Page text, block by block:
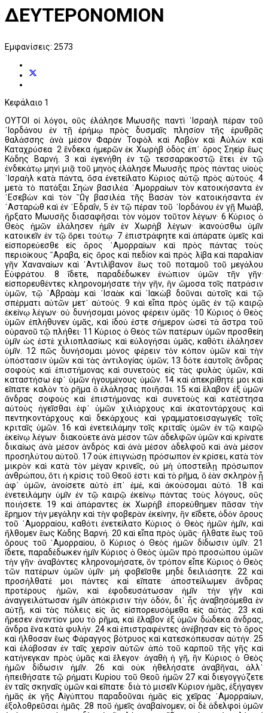
ΔΕΥΤΕΡΟΝΟΜΙΟΝ
Εμφανίσεις: 2573
Κεφάλαιο 1
ΟΥΤΟΙ οἱ λόγοι, οὓς ἐλάλησε Μωυσῆς παντὶ ᾿Ισραὴλ πέραν τοῦ
᾿Ιορδάνου ἐν τῇ ἐρήμῳ πρὸς δυσμαῖς πλησίον τῆς ἐρυθρᾶς
θαλάσσης ἀνὰ μέσον Φαρὰν Τοφὸλ καὶ Λοβὸν καὶ Αὐλὼν καὶ
Καταχρύσεα· 2 ἕνδεκα ἡμερῶν ἐκ Χωρὴβ ὁδὸς ἐπ᾿ ὄρος Σηεὶρ ἕως
Κάδης Βαρνή. 3 καὶ ἐγενήθη ἐν τῷ τεσσαρακοστῷ ἔτει ἐν τῷ
ἑνδεκάτῳ μηνὶ μιᾷ τοῦ μηνὸς ἐλάλησε Μωυσῆς πρὸς πάντας υἱοὺς
᾿Ισραὴλ κατὰ πάντα, ὅσα ἐνετείλατο Κύριος αὐτῷ πρὸς αὐτούς. 4
μετὰ τὸ πατάξαι Σηὼν βασιλέα ᾿Αμορραίων τὸν κατοικήσαντα ἐν
᾿Εσεβὼν καὶ τὸν ῍Ωγ βασιλέα τῆς Βασὰν τὸν κατοικήσαντα ἐν
᾿Ασταρὼθ καὶ ἐν ᾿Εδραΐν, 5 ἐν τῷ πέραν τοῦ ᾿Ιορδάνου ἐν γῇ Μωάβ,
ἤρξατο Μωυσῆς διασαφῆσαι τὸν νόμον τοῦτον λέγων· 6 Κύριος ὁ
Θεὸς ἡμῶν ἐλάλησεν ἡμῖν ἐν Χωρὴβ λέγων· ἱκανούσθω ὑμῖν
κατοικεῖν ἐν τῷ ὄρει τούτῳ· 7 ἐπιστράφητε καὶ ἀπάρατε ὑμεῖς καὶ
εἰσπορεύεσθε εἰς ὄρος ᾿Αμορραίων καὶ πρὸς πάντας τοὺς
περιοίκους ῎Αραβα, εἰς ὄρος καὶ πεδίον καὶ πρὸς λίβα καὶ παραλίαν
γῆν Χαναναίων καὶ ᾿Αντιλίβανον ἕως τοῦ ποταμοῦ τοῦ μεγάλου
Εὐφράτου. 8 ἴδετε, παραδέδωκεν ἐνώπιον ὑμῶν τῆν γῆν·
εἰσπορευθέντες κληρονομήσατε τὴν γῆν, ἣν ὤμοσα τοῖς πατράσιν
ὑμῶν, τῷ ῾Αβραὰμ καὶ ᾿Ισαὰκ καὶ ᾿Ιακὼβ δοῦναι αὐτοῖς καὶ τῷ
σπέρματι αὐτῶν μετ᾿ αὐτούς. 9 καὶ εἶπα πρὸς ὑμᾶς ἐν τῷ καιρῷ
ἐκείνῳ λέγων· οὐ δυνήσομαι μόνος φέρειν ὑμᾶς· 10 Κύριος ὁ Θεὸς
ὑμῶν ἐπλήθυνεν ὑμᾶς, καὶ ἰδού ἐστε σήμερον ὡσεὶ τὰ ἄστρα τοῦ
οὐρανοῦ τῷ πλήθει· 11 Κύριος ὁ Θεὸς τῶν πατέρων ὑμῶν προσθείη
ὑμῖν ὡς ἐστὲ χιλιοπλασίως καὶ εὐλογήσαι ὑμᾶς, καθότι ἐλάλησεν
ὑμῖν. 12 πῶς δυνήσομαι μόνος φέρειν τὸν κόπον ὑμῶν καὶ τὴν
ὑπόστασιν ὑμῶν καὶ τὰς ἀντιλογίας ὑμῶν; 13 δότε ἑαυτοῖς ἄνδρας
σοφοὺς καὶ ἐπιστήμονας καὶ συνετοὺς εἰς τὰς φυλὰς ὑμῶν, καὶ
καταστήσω ἐφ᾿ ὑμῶν ἡγουμένους ὑμῶν. 14 καὶ ἀπεκρίθητέ μοι καὶ
εἴπατε· καλὸν τὸ ρῆμα ὃ ἐλάλησας ποιῆσαι. 15 καὶ ἔλαβον ἐξ ὑμῶν
ἄνδρας σοφοὺς καὶ ἐπιστήμονας καὶ συνετοὺς καὶ κατέστησα
αὐτοὺς ἡγεῖσθαι ἐφ᾿ ὑμῶν χιλιάρχους καὶ ἑκατοντάρχους καὶ
πεντηκοντάρχους καὶ δεκάρχους καὶ γραμματοεισαγωγεῖς τοῖς
κριταῖς ὑμῶν. 16 καὶ ἐνετειλάμην τοῖς κριταῖς ὑμῶν ἐν τῷ καιρῷ
ἐκείνῳ λέγων· διακούετε ἀνὰ μέσον τῶν ἀδελφῶν ὑμῶν καὶ κρίνατε
δικαίως ἀνὰ μέσον ἀνδρὸς καὶ ἀνὰ μέσον ἀδελφοῦ καὶ ἀνὰ μέσον
προσηλύτου αὐτοῦ. 17 οὐκ ἐπιγνώσῃ πρόσωπον ἐν κρίσει, κατὰ τὸν
μικρὸν καὶ κατὰ τὸν μέγαν κρινεῖς, οὐ μὴ ὑποστείλῃ πρόσωπον
ἀνθρώπου, ὅτι ἡ κρίσις τοῦ Θεοῦ ἐστι· καὶ τὸ ρῆμα, ὃ ἐὰν σκληρὸν ᾖ
ἀφ᾿ ὑμῶν, ἀνοίσετε αὐτὸ ἐπ᾿ ἐμέ, καὶ ἀκούσομαι αὐτό. 18 καὶ
ἐνετειλάμην ὑμῖν ἐν τῷ καιρῷ ἐκείνῳ πάντας τοὺς λόγους, οὓς
ποιήσετε. 19 καὶ ἀπάραντες ἐκ Χωρὴβ ἐπορεύθημεν πᾶσαν τὴν
ἔρημον τὴν μεγάλην καὶ τὴν φοβερὰν ἐκείνην, ἣν εἴδετε, ὁδὸν ὄρους
τοῦ ᾿Αμορραίου, καθότι ἐνετείλατο Κύριος ὁ Θεὸς ἡμῶν ἡμῖν, καὶ
ἤλθομεν ἕως Κάδης Βαρνή. 20 καὶ εἶπα πρὸς ὑμᾶς· ἤλθατε ἕως τοῦ
ὄρους τοῦ ᾿Αμορραίου, ὃ Κύριος ὁ Θεὸς ἡμῶν δίδωσιν ὑμῖν. 21
ἴδετε, παραδέδωκεν ἡμῖν Κύριος ὁ Θεὸς ὑμῶν πρὸ προσώπου ὑμῶν
τὴν γῆν· ἀναβάντες κληρονομήσατε, ὃν τρόπον εἶπε Κύριος ὁ Θεὸς
τῶν πατέρων ὑμῶν ὑμῖν· μὴ φοβεῖσθε μηδὲ δειλιάσητε. 22 καὶ
προσήλθατέ μοι πάντες καὶ εἴπατε· ἀποστείλωμεν ἄνδρας
προτέρους ἡμῶν, καὶ ἐφοδευσάτωσαν ἡμῖν τὴν γῆν καὶ
ἀναγγειλάτωσαν ἡμῖν ἀπόκρισιν τὴν ὁδόν, δι᾿ ἧς ἀναβησόμεθα ἐν
αὐτῇ, καὶ τὰς πόλεις εἰς ἃς εἰσπορευσόμεθα εἰς αὐτάς. 23 καὶ
ἤρεσεν ἐναντίον μου τὸ ρῆμα, καὶ ἔλαβον ἐξ ὑμῶν δώδεκα ἄνδρας,
ἄνδρα ἕνα κατὰ φυλήν. 24 καὶ ἐπιστραφέντες ἀνέβησαν εἰς τὸ ὄρος
καὶ ἤλθοσαν ἕως Φάραγγος βότρυος καὶ κατεσκόπευσαν αὐτήν. 25
καὶ ἐλάβοσαν ἐν ταῖς χερσὶν αὐτῶν ἀπὸ τοῦ καρποῦ τῆς γῆς καὶ
κατήνεγκαν πρὸς ὑμᾶς καὶ ἔλεγον· ἀγαθὴ ἡ γῆ, ἣν Κύριος ὁ Θεὸς
ἡμῶν δίδωσιν ἡμῖν. 26 καὶ οὐκ ἠθελήσατε ἀναβῆναι, ἀλλ᾿
ἠπειθήσατε τῷ ρήματι Κυρίου τοῦ Θεοῦ ἡμῶν 27 καὶ διεγογγύζετε
ἐν ταῖς σκηναῖς ὑμῶν καὶ εἴπατε· διὰ τὸ μισεῖν Κύριον ἡμᾶς, ἐξήγαγεν
ἡμᾶς ἐκ γῆς Αἰγύπτου παραδοῦναι ἡμᾶς εἰς χεῖρας ᾿Αμορραίων,
ἐξολοθρεῦσαι ἡμᾶς. 28 ποῦ ἡμεῖς ἀναβαίνομεν; οἱ δὲ ἀδελφοὶ ὑμῶν